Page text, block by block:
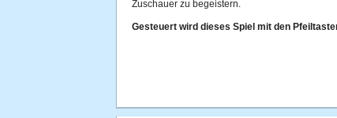
Zuschauer zu begeistern.
Gesteuert wird dieses Spiel mit den